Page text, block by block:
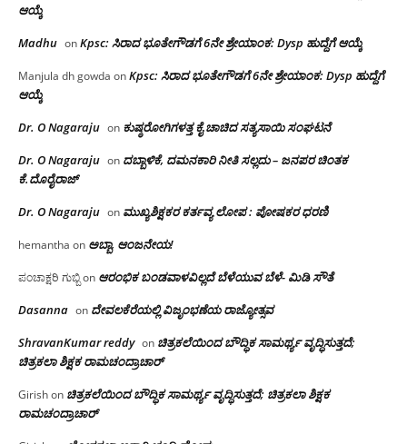
ಆಯ್ಕೆ
Madhu onKpsc: ಸಿರಾದ ಭೂತೇಗೌಡಗೆ 6ನೇ ಶ್ರೇಯಾಂಕ: Dysp ಹುದ್ದೆಗೆ ಆಯ್ಕೆ
Manjula dh gowda onKpsc: ಸಿರಾದ ಭೂತೇಗೌಡಗೆ 6ನೇ ಶ್ರೇಯಾಂಕ: Dysp ಹುದ್ದೆಗೆ
ಆಯ್ಕೆ
Dr. O Nagaraju on ಕುಷ್ಠರೋಗಿಗಳತ್ತ ಕೈ ಚಾಚಿದ ಸತ್ಯಸಾಯಿ ಸಂಘಟನೆ
Dr. O Nagaraju on ದಬ್ಬಾಳಿಕೆ, ದಮನಕಾರಿ ನೀತಿ ಸಲ್ಲದು – ಜನಪರ ಚಿಂತಕ
ಕೆ.ದೊರೈರಾಜ್
Dr. O Nagaraju on ಮುಖ್ಯಶಿಕ್ಷಕರ ಕರ್ತವ್ಯ ಲೋಪ : ಪೋಷಕರ ಧರಣಿ
hemantha on ಅಬ್ಬಾ, ಆಂಜನೇಯ!
ಪಂಚಾಕ್ಷರಿ ಗುಬ್ಬಿon ಆರಂಭಿಕ ಬಂಡವಾಳವಿಲ್ಲದೆ ಬೆಳೆಯುವ ಬೆಳೆ- ಮಿಡಿ ಸೌತೆ
Dasanna on ದೇವಲಕೆರೆಯಲ್ಲಿ ವಿಜೃಂಭಣೆಯ ರಾಜ್ಯೋತ್ಸವ
ShravanKumar reddy on ಚಿತ್ರಕಲೆಯಿಂದ ಬೌದ್ಧಿಕ ಸಾಮರ್ಥ್ಯ ವೃದ್ಧಿಸುತ್ತದೆ;
ಚಿತ್ರಕಲಾ ಶಿಕ್ಷಕ ರಾಮಚಂದ್ರಾಚಾರ್
Girishon ಚಿತ್ರಕಲೆಯಿಂದ ಬೌದ್ಧಿಕ ಸಾಮರ್ಥ್ಯ ವೃದ್ಧಿಸುತ್ತದೆ; ಚಿತ್ರಕಲಾ ಶಿಕ್ಷಕ
ರಾಮಚಂದ್ರಾಚಾರ್